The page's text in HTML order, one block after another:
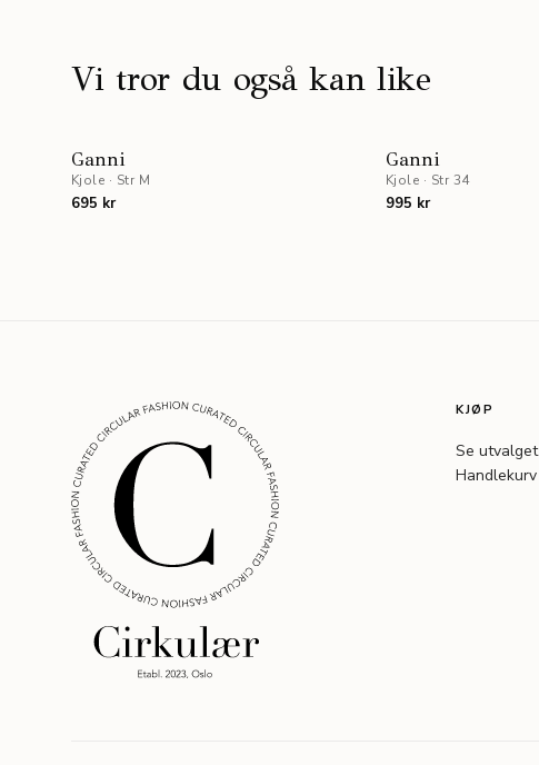
Vi tror du også kan like
Ganni
Kjole · Str M
695 kr
Ganni
Kjole · Str 34
995 kr
KJØP
Se utvalget
Handlekurv